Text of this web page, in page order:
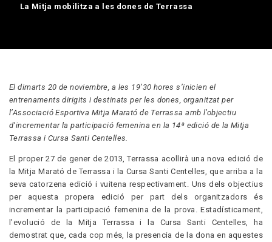
La Mitja mobilitza a les dones de Terrassa
Blog
El dimarts 20 de noviembre, a les 19’30 hores s’inicien el
entrenaments dirigits i destinats per les dones, organitzat per
l’Associació Esportiva Mitja Marató de Terrassa amb l’objectiu
d’incrementar la participació femenina en la 14ª edició de la Mitja
Terrassa i Cursa Santi Centelles.
El proper 27 de gener de 2013, Terrassa acollirà una nova edició de
la Mitja Marató de Terrassa i la Cursa Santi Centelles, que arriba a la
seva catorzena edició i vuitena respectivament. Uns dels objectius
per aquesta propera edició per part dels organitzadors és
incrementar la participació femenina de la prova. Estadísticament,
l’evolució de la Mitja Terrassa i la Cursa Santi Centelles, ha
demostrat que, cada cop més, la presencia de la dona en aquestes